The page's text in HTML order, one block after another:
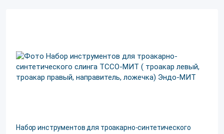
Набор инструментов для троакарно-синтетического